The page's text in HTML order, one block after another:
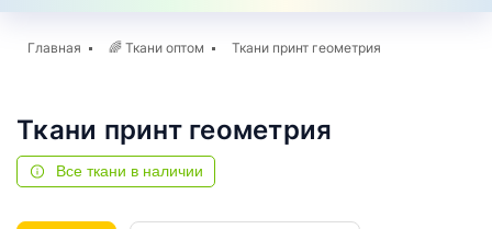
Главная 🌈 Ткани оптом Ткани принт геометрия
Ткани принт геометрия
Все ткани в наличии